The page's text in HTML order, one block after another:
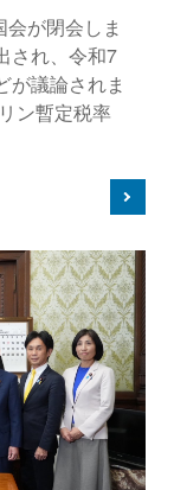
が閉会しま
され、令和7
が議論されま
ン暫定税率